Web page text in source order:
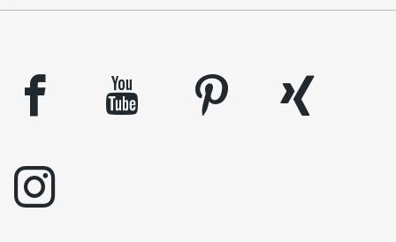
facebook youtube pinterest
xing
instagram